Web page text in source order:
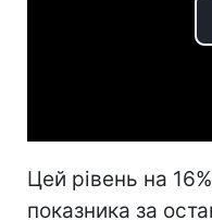
Цей рівень на
показника за